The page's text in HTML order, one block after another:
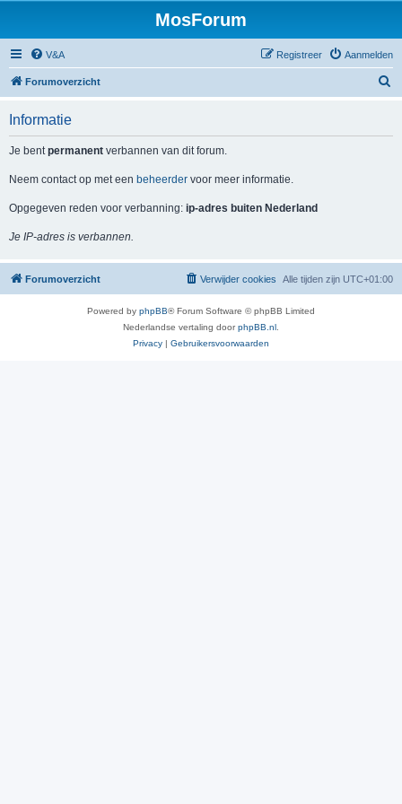
MosForum
V&A Aanmelden
Registreer
Forumoverzicht
Informatie
Je bentpermanent verbannen van dit forum.
Neem contact op met een beheerder voor meer informatie.
Opgegeven reden voor verbanning: ip-adres buiten Nederland
Je IP-adres is verbannen.
Forumoverzicht Alle tijden zijn UTC+01:00
Verwijder cookies
Powered by phpBB® Forum Software © phpBB Limited
Nederlandse vertaling doorphpBB.nl
Privacy | Gebruikersvoorwaarden